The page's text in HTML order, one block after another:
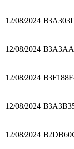
12/08/2024
12/08/2024
12/08/2024
12/08/2024
12/08/2024